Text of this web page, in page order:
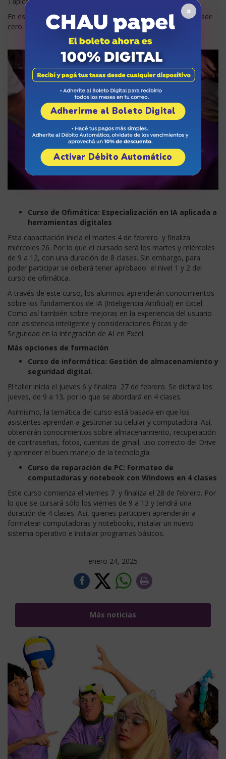
En este espacio, se aprenderá a construir sillas vestidas desde
cero.
Curso de Ofimática: Especialización en IA aplicada a
herramientas digitales
Esta capacitación inicia el martes 4 de febrero y finaliza
miércoles 26. Por lo que el cursado será los martes y miércoles
de 9 a 12, con una duración de 8 clases. Sin embargo, para
poder participar se deberá tener aprobado el nivel 1 y 2 del
curso de ofimática.
A través de este curso, los alumnos aprenderán conocimientos
sobre los fundamentos de IA (Inteligencia Artificial) en Excel.
Como así también sobre mejoras en la experiencia del usuario
con asistencia inteligente y consideraciones Éticas y de
Seguridad en la integración de AI en Excel.
Más opciones de formación
Curso de informática: Gestión de almacenamiento y
seguridad digital.
El taller inicia el jueves 6 y finaliza 27 de febrero. Se dictará los
jueves, de 9 a 13, por lo que se abordará en 4 clases.
Asimismo, la temática del curso está basada en que los
asistentes aprendan a gestionar su celular y computadora. Así,
obtendrán conocimientos sobre almacenamiento, recuperación
de contraseñas, fotos, cuentas de gmail, uso correcto del Drive
y aprender el buen manejo de la tecnología.
Curso de reparación de PC: Formateo de
computadoras y notebook con Windows en 4 clases
Este curso comienza el viernes 7 y finaliza el 28 de febrero. Por
lo que se cursará sólo los viernes de 9 a 13 y tendrá una
duración de 4 clases. Así, quienes participen aprenderán a
formatear computadoras y notebooks, instalar un nuevo
sistema operativo e instalar programas básicos.
enero 24, 2025
Más noticias
×
Adherirme al Boleto Digital
Activar Débito Automático